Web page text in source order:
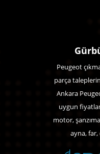
Peugeot
parça
Ankara
uygun
motor,
ayna,